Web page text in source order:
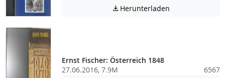
 Herunterladen
Ernst Fischer: Österreich 1848
27.06.2016, 7.9M
6567